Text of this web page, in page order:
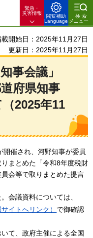
緊急・
災害情報
閲覧補助
Language
検索
メニュー
載開始日：2025年11月27日
更新日：2025年11月27日
事会議」
府県知事
2025年11
催され、河野知事が委員
まとめた「令和8年度税財
会等で取りまとめた提言
会議資料については、
イトへリンク） で御確認
て、政府主催による全国